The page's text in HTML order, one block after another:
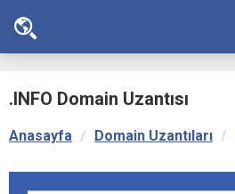
.INFO Domain Uzantısı
Anasayfa Domain Uzantıları